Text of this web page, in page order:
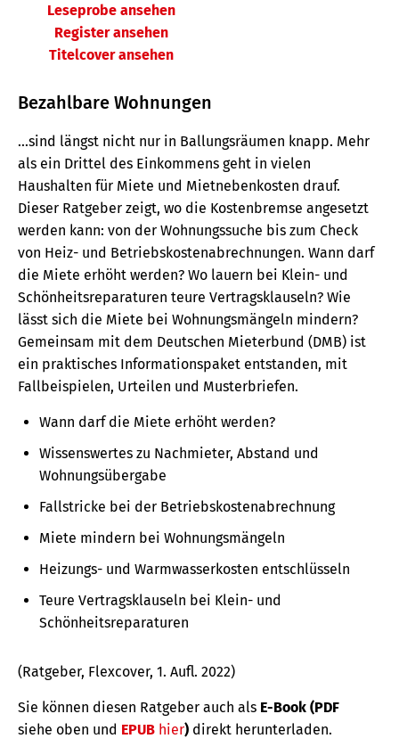
Leseprobe ansehen
Register ansehen
Titelcover ansehen
Bezahlbare Wohnungen
...sind längst nicht nur in Ballungsräumen knapp. Mehr
als ein Drittel des Einkommens geht in vielen
Haushalten für Miete und Mietnebenkosten drauf.
Dieser Ratgeber zeigt, wo die Kostenbremse angesetzt
werden kann: von der Wohnungssuche bis zum Check
von Heiz- und Betriebskostenabrechnungen. Wann darf
die Miete erhöht werden? Wo lauern bei Klein- und
Schönheitsreparaturen teure Vertragsklauseln? Wie
lässt sich die Miete bei Wohnungsmängeln mindern?
Gemeinsam mit dem Deutschen Mieterbund (DMB) ist
ein praktisches Informationspaket entstanden, mit
Fallbeispielen, Urteilen und Musterbriefen.
Wann darf die Miete erhöht werden?
Wissenswertes zu Nachmieter, Abstand und
Wohnungsübergabe
Fallstricke bei der Betriebskostenabrechnung
Miete mindern bei Wohnungsmängeln
Heizungs- und Warmwasserkosten entschlüsseln
Teure Vertragsklauseln bei Klein- und
Schönheitsreparaturen
(Ratgeber, Flexcover, 1. Aufl. 2022)
Sie können diesen Ratgeber auch als E-Book (PDF
siehe oben und EPUB hier) direkt herunterladen.